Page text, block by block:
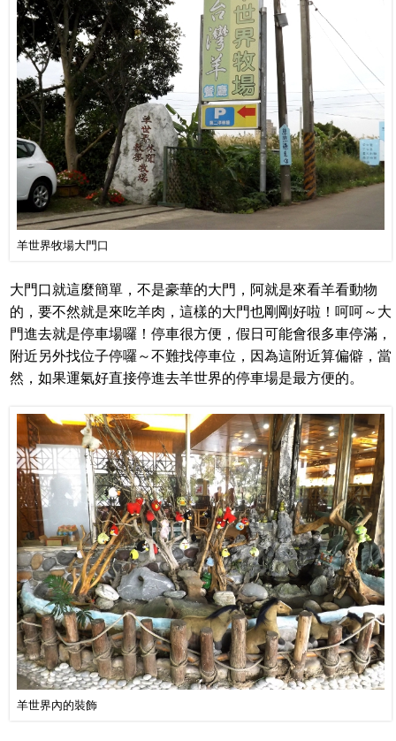
羊世界牧場大門口
大門口就這麼簡單，不是豪華的大門，阿就是來看羊看動物
的，要不然就是來吃羊肉，這樣的大門也剛剛好啦！呵呵～大
門進去就是停車場囉！停車很方便，假日可能會很多車停滿，
附近另外找位子停囉～不難找停車位，因為這附近算偏僻，當
然，如果運氣好直接停進去羊世界的停車場是最方便的。
羊世界內的裝飾